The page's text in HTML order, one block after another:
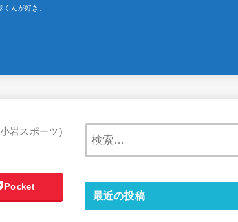
んが好き。
岩スポーツ)
Pocket
最近の投稿